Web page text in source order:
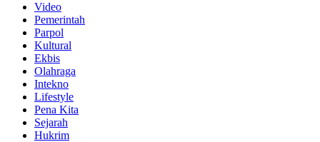
Video
Pemerintah
Parpol
Kultural
Ekbis
Olahraga
Intekno
Lifestyle
Pena Kita
Sejarah
Hukrim